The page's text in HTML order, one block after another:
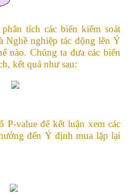
tích các biến kiểm soát
Nghề nghiệp tác động lên Ý
nào. Chúng ta đưa các biến
kết quả như sau:
P-value để kết luận xem các
đến Ý định mua lặp lại